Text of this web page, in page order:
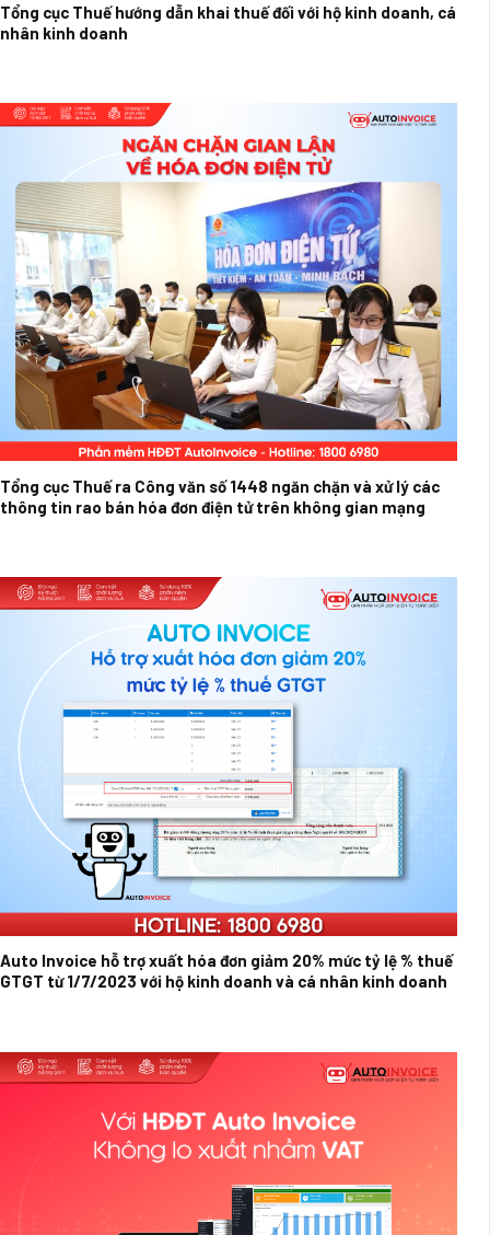
Tổng cục Thuế hướng dẫn khai thuế đối với hộ kinh doanh, cá
nhân kinh doanh
Tổng cục Thuế ra Công văn số 1448 ngăn chặn và xử lý các
thông tin rao bán hóa đơn điện tử trên không gian mạng
Auto Invoice hỗ trợ xuất hóa đơn giảm 20% mức tỷ lệ % thuế
GTGT từ 1/7/2023 với hộ kinh doanh và cá nhân kinh doanh